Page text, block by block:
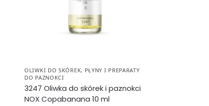
OLIWKI DO SKÓREK, PŁYNY I PREPARATY
DO PAZNOKCI
3247 Oliwka do skórek i paznokci
NOX Copabanana 10 ml